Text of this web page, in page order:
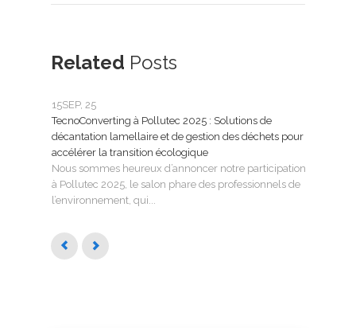
Related Posts
15SEP, 25
TecnoConverting à Pollutec 2025 : Solutions de
décantation lamellaire et de gestion des déchets pour
accélérer la transition écologique
Nous sommes heureux d’annoncer notre participation
à Pollutec 2025, le salon phare des professionnels de
l’environnement, qui...